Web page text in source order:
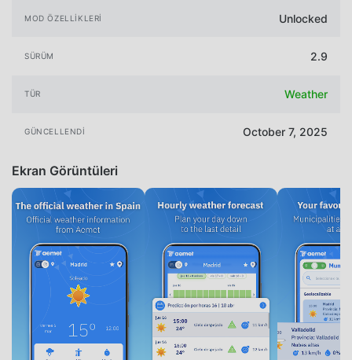
MOD ÖZELLIKLERI Unlocked
SÜRÜM 2.9
TÜR Weather
GÜNCELLENDI October 7, 2025
Ekran Görüntüleri